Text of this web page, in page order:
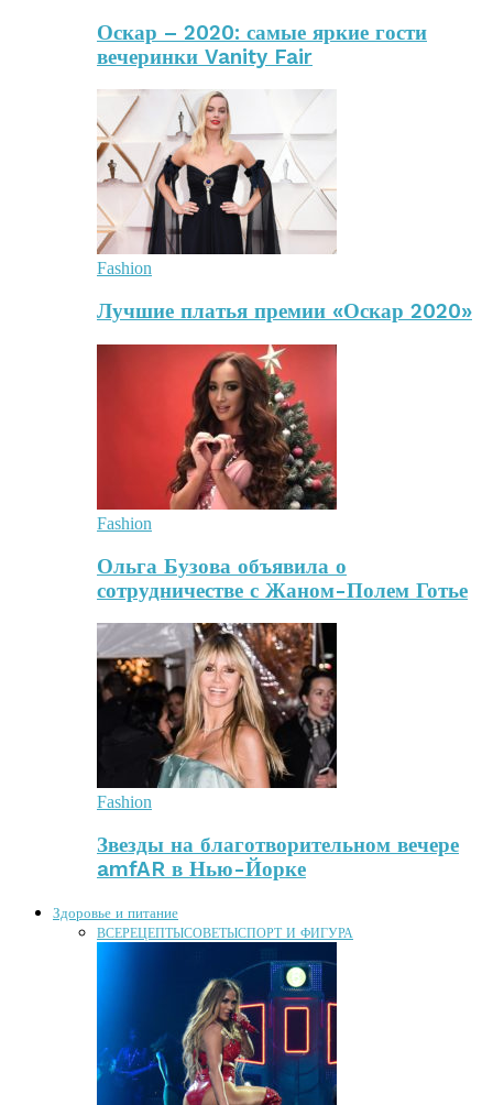
Оскар – 2020: самые яркие гости
вечеринки Vanity Fair
Fashion
Лучшие платья премии «Оскар 2020»
Fashion
Ольга Бузова объявила о
сотрудничестве с Жаном-Полем Готье
Fashion
Звезды на благотворительном вечере
amfAR в Нью-Йорке
Здоровье и питание
ВСЕРЕЦЕПТЫСОВЕТЫСПОРТ И ФИГУРА